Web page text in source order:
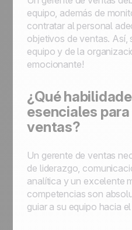
equipo, además de
contratar al personal
objetivos de ventas. Así,
equipo y de la
emocionante!
¿Qué
esenciales
ventas?
Un gerente de ventas
de liderazgo,
analítica y un excelente
competencias son
guiar a su equipo hacia